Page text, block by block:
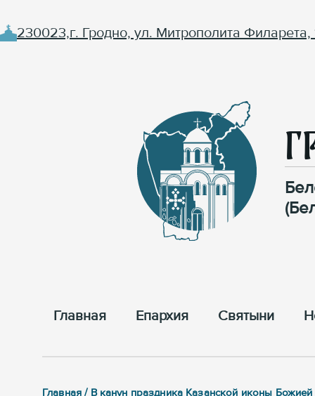
230023,г. Гродно, ул. Митрополита Филарета,
Главная Епархия Cвятыни
Главная / В канун праздника Казанской иконы